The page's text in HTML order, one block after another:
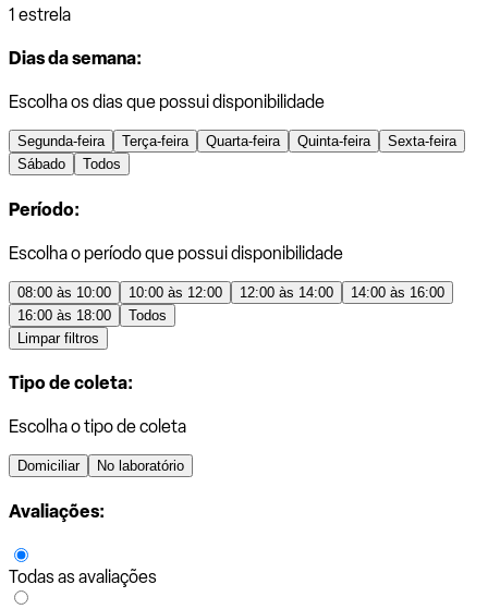
1 estrela
Dias da semana:
Escolha os dias que possui disponibilidade
Segunda-feira Terça-feira Quarta-feira Quinta-feira
Sexta-feira
Sábado
Todos
Período:
Escolha o período que possui disponibilidade
08:00 às 10:00 10:00 às 12:00 12:00 às 14:00
14:00 às 16:00
16:00 às 18:00
Todos
Limpar filtros
Tipo de coleta:
Escolha o tipo de coleta
Domiciliar No laboratório
Avaliações:
Todas as avaliações